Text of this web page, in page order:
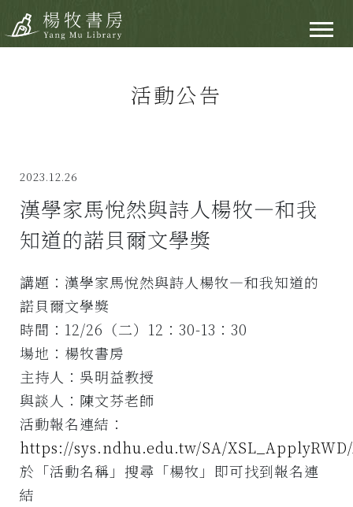
活動公告
2023.12.26
漢學家馬悅然與詩人楊牧—和我
知道的諾貝爾文學獎
講題：漢學家馬悅然與詩人楊牧—和我知道的
諾貝爾文學獎
時間：12/26（二）12：30-13：30
場地：楊牧書房
主持人：吳明益教授
與談人：陳文芬老師
活動報名連結：
https://sys.ndhu.edu.tw/SA/
於「活動名稱」搜尋「楊牧」即可找到報名連
結